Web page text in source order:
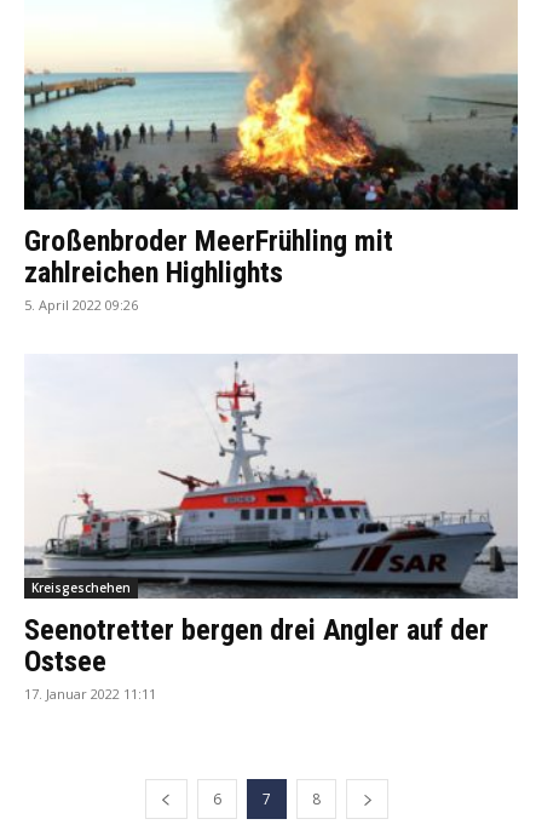
Großenbroder MeerFrühling mit
zahlreichen Highlights
5. April 2022 09:26
Kreisgeschehen
Seenotretter bergen drei Angler auf der
Ostsee
17. Januar 2022 11:11
6 7 8